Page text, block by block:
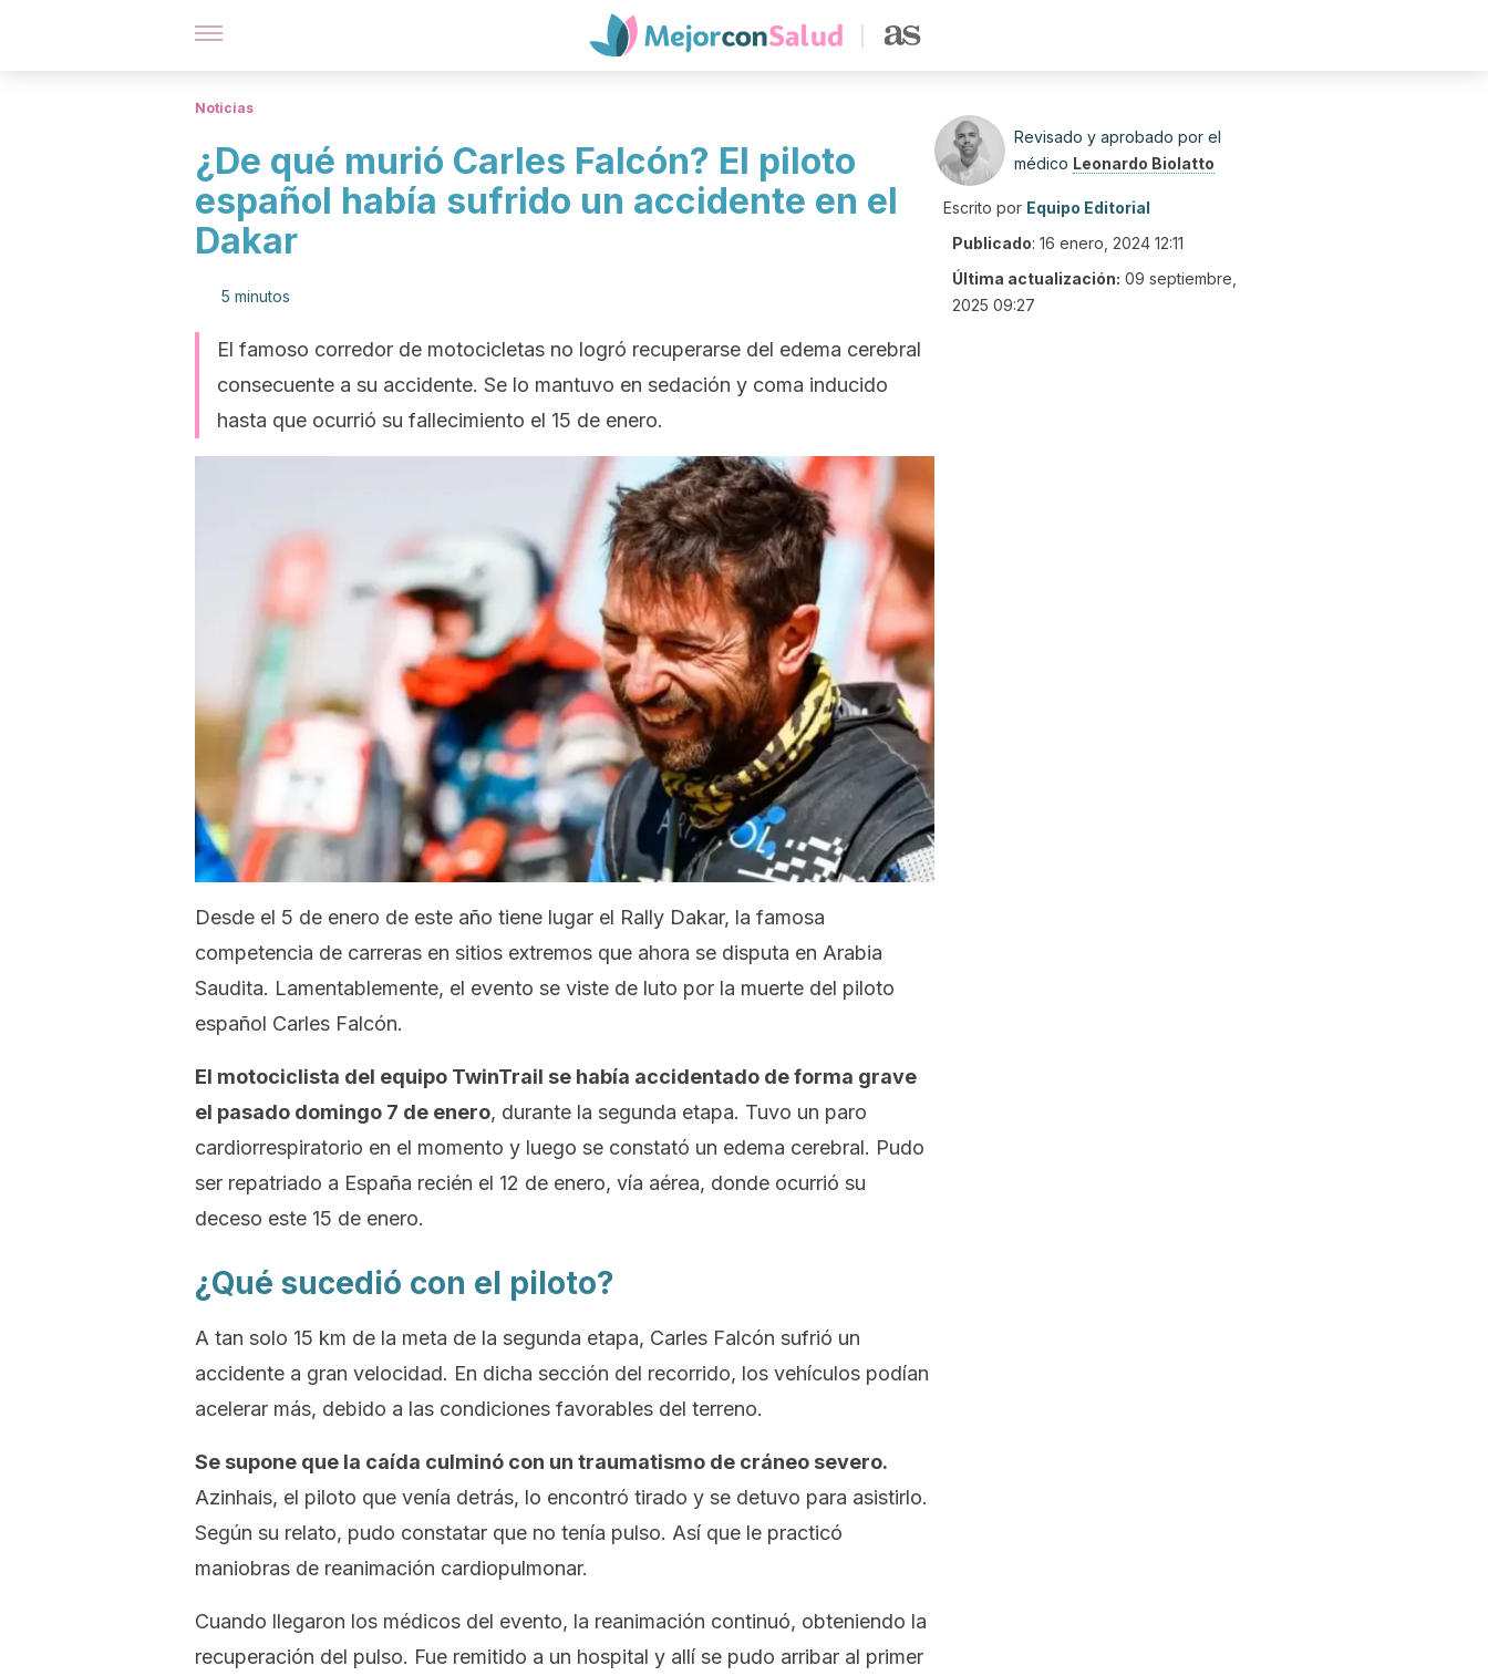
Noticias
¿De qué murió Carles Falcón? El piloto
español había sufrido un accidente en el
Dakar
5 minutos
El famoso corredor de motocicletas no logró recuperarse del edema cerebral
consecuente a su accidente. Se lo mantuvo en sedación y coma inducido
hasta que ocurrió su fallecimiento el 15 de enero.
Desde el 5 de enero de este año tiene lugar el Rally Dakar, la famosa
competencia de carreras en sitios extremos que ahora se disputa en Arabia
Saudita. Lamentablemente, el evento se viste de luto por la muerte del piloto
español Carles Falcón.
El motociclista del equipo TwinTrail se había accidentado de forma grave
el pasado domingo 7 de enero, durante la segunda etapa. Tuvo un paro
cardiorrespiratorio en el momento y luego se constató un edema cerebral. Pudo
ser repatriado a España recién el 12 de enero, vía aérea, donde ocurrió su
deceso este 15 de enero.
¿Qué sucedió con el piloto?
A tan solo 15 km de la meta de la segunda etapa, Carles Falcón sufrió un
accidente a gran velocidad. En dicha sección del recorrido, los vehículos podían
acelerar más, debido a las condiciones favorables del terreno.
Se supone que la caída culminó con un traumatismo de cráneo severo.
Azinhais, el piloto que venía detrás, lo encontró tirado y se detuvo para asistirlo.
Según su relato, pudo constatar que no tenía pulso. Así que le practicó
maniobras de reanimación cardiopulmonar.
Cuando llegaron los médicos del evento, la reanimación continuó, obteniendo la
recuperación del pulso. Fue remitido a un hospital y allí se pudo arribar al primer
Revisado y aprobado por el
médico Leonardo Biolatto
Escrito por Equipo Editorial
Publicado: 16 enero, 2024 12:11
Última actualización: 09 septiembre,
2025 09:27